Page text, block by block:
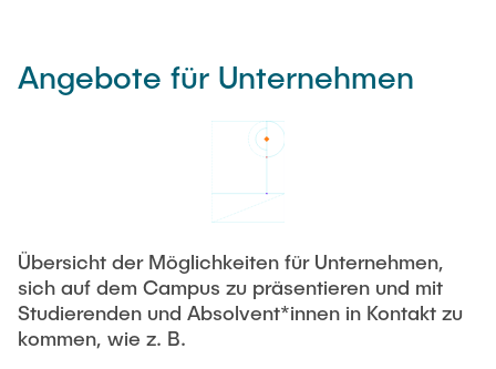
Angebote für Unternehmen
Übersicht der Möglichkeiten für Unternehmen,
sich auf dem Campus zu präsentieren und mit
Studierenden und Absolvent*innen in Kontakt zu
kommen, wie z. B.